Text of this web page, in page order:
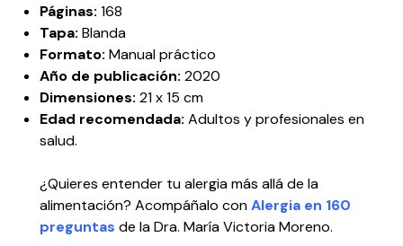
Páginas: 168
Tapa: Blanda
Formato: Manual práctico
Año de publicación: 2020
Dimensiones: 21 x 15 cm
Edad recomendada: Adultos y profesionales en
salud.
¿Quieres entender tu alergia más allá de la
alimentación? Acompáñalo conAlergia en 160
preguntas de la Dra. María Victoria Moreno.